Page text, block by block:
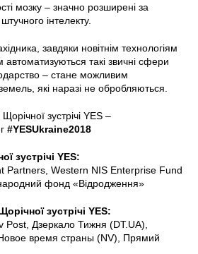
мозку – значно розширені за
інтелекту.
завдяки новітнім технологіям
такі звичні сфери
– стане можливим
які наразі не обробляються.
Щорічної зустрічі YES –
#YESUkraine2018
зустрічі YES:
Partners, Western NIS Enterprise Fund
фонд «Відродження»
зустрічі YES:
Post, Дзеркало Тижня (DT.UA),
время страны (NV), Прямий